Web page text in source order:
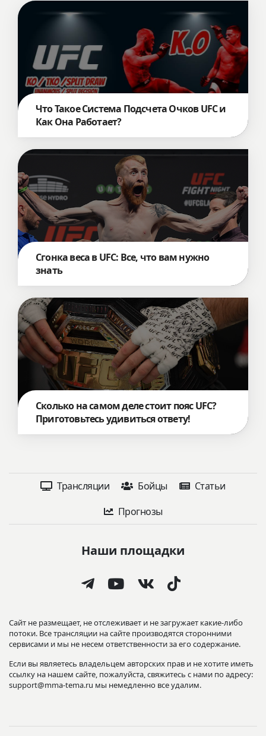
Что Такое Система Подсчета Очков UFC и
Как Она Работает?
Сгонка веса в UFC: Все, что вам нужно
знать
Сколько на самом деле стоит пояс UFC?
Приготовьтесь удивиться ответу!
Трансляции Бойцы
Статьи
Прогнозы
Наши площадки
Сайт не размещает, не отслеживает и не загружает какие-либо
потоки. Все трансляции на сайте производятся сторонними
сервисами и мы не несем ответственности за его содержание.
Если вы являетесь владельцем авторских прав и не хотите иметь
ссылку на нашем сайте, пожалуйста, свяжитесь с нами по адресу:
support@mma-tema.ru мы немедленно все удалим.